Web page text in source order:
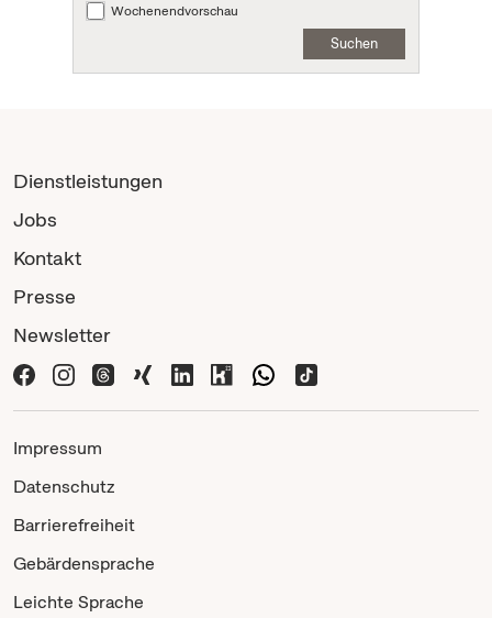
Wochenendvorschau
Suchen
Dienstleistungen
Jobs
Kontakt
Presse
Newsletter
Impressum
Datenschutz
Barrierefreiheit
Gebärdensprache
Leichte Sprache